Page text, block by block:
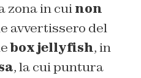
zona in cuinon
avvertissero del
box jellyfish, in
, la cui puntura